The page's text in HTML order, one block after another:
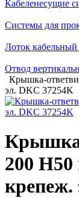
Кабеленесущие
Системы для
Лоток кабельный
Отвод
Крышка-
эл. DKC 37254K
200 H50
крепеж.